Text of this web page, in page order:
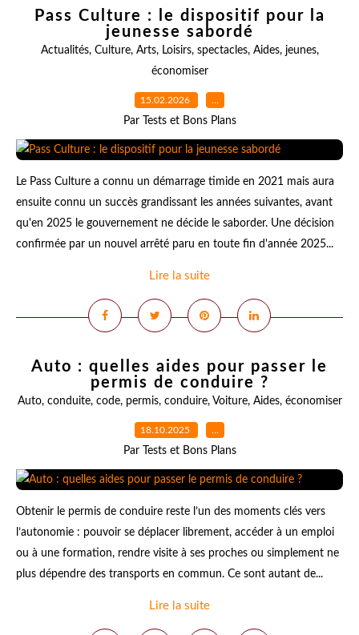
Pass Culture : le dispositif pour la
jeunesse sabordé
Actualités, Culture, Arts, Loisirs, spectacles, Aides, jeunes,
économiser
15.02.2026 …
Par Tests et Bons Plans
Le Pass Culture a connu un démarrage timide en 2021 mais aura
ensuite connu un succès grandissant les années suivantes, avant
qu'en 2025 le gouvernement ne décide le saborder. Une décision
confirmée par un nouvel arrêté paru en toute fin d'année 2025...
Lire la suite
Auto : quelles aides pour passer le
permis de conduire ?
Auto, conduite, code, permis, conduire, Voiture, Aides, économiser
18.10.2025 …
Par Tests et Bons Plans
Obtenir le permis de conduire reste l’un des moments clés vers
l’autonomie : pouvoir se déplacer librement, accéder à un emploi
ou à une formation, rendre visite à ses proches ou simplement ne
plus dépendre des transports en commun. Ce sont autant de...
Lire la suite